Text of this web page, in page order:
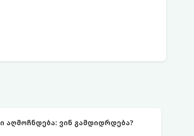
აღმოჩნდება: ვინ გამდიდრდება?